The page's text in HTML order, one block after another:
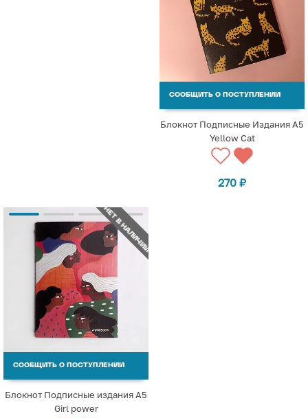
СООБЩИТЬ О ПОСТУПЛЕНИИ
Блокнот Подписные Издания А5
Yellow Cat
270 ₽
НЕТ В НАЛИЧИИ
СООБЩИТЬ О ПОСТУПЛЕНИИ
Блокнот Подписные издания A5
Girl power